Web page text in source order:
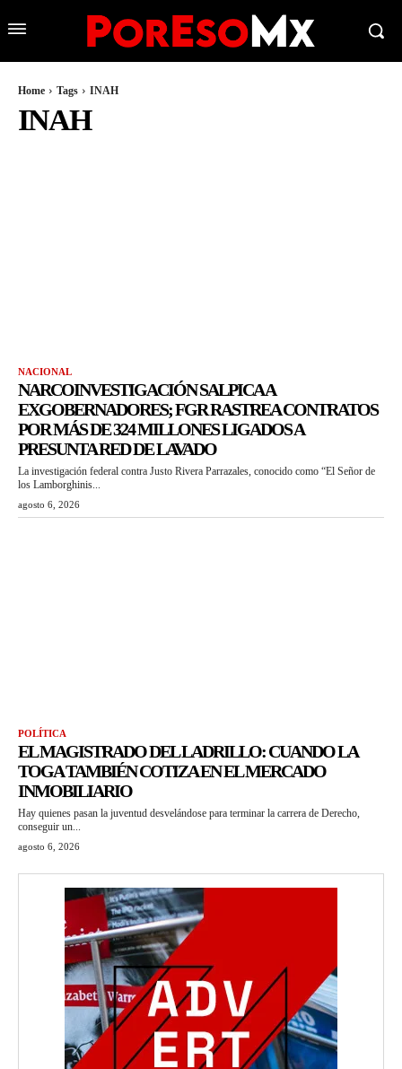
Home Tags INAH
INAH
NACIONAL
NARCOINVESTIGACIÓN SALPICA A
EXGOBERNADORES; FGR RASTREA CONTRATOS
POR MÁS DE 324 MILLONES LIGADOS A
PRESUNTA RED DE LAVADO
La investigación federal contra Justo Rivera Parrazales, conocido como “El Señor de
los Lamborghinis...
agosto 6, 2026
POLÍTICA
EL MAGISTRADO DEL LADRILLO: CUANDO LA
TOGA TAMBIÉN COTIZA EN EL MERCADO
INMOBILIARIO
Hay quienes pasan la juventud desvelándose para terminar la carrera de Derecho,
conseguir un...
agosto 6, 2026